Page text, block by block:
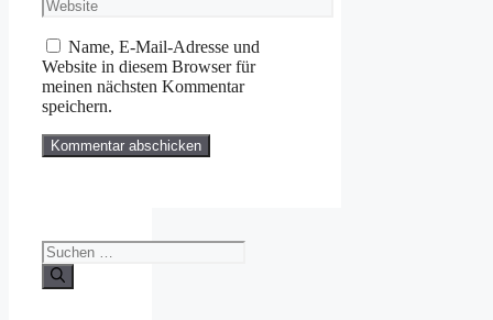
Adresse
Name, E-Mail-Adresse und
Website in diesem Browser für
meinen nächsten Kommentar
speichern.
Suchen
nach: